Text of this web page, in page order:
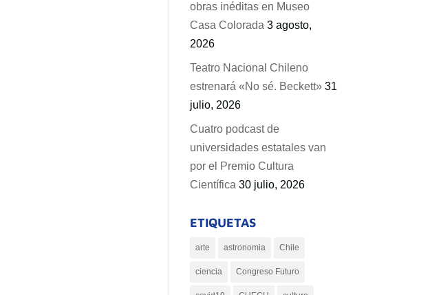
obras inéditas en Museo
Casa Colorada 3 agosto,
2026
Teatro Nacional Chileno
estrenará «No sé. Beckett» 31
julio, 2026
Cuatro podcast de
universidades estatales van
por el Premio Cultura
Científica 30 julio, 2026
ETIQUETAS
arte astronomia Chile
ciencia Congreso Futuro